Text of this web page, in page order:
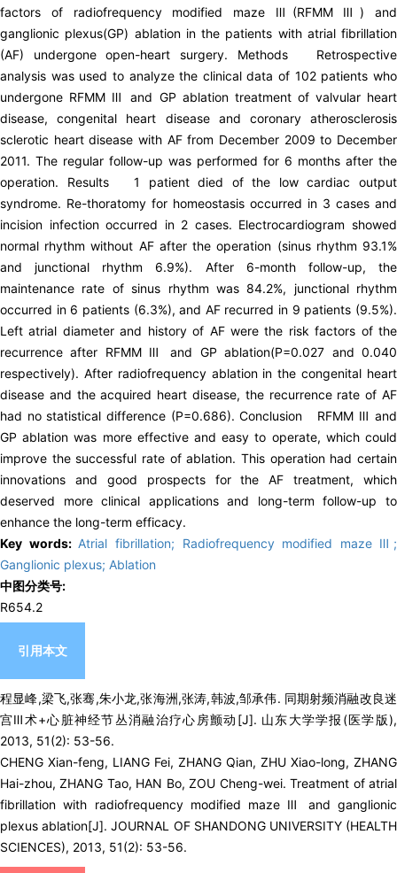
factors of radiofrequency modified maze Ⅲ(RFMM Ⅲ) and
ganglionic plexus(GP) ablation in the patients with atrial fibrillation
(AF) undergone open-heart surgery. Methods Retrospective
analysis was used to analyze the clinical data of 102 patients who
undergone RFMM Ⅲ and GP ablation treatment of valvular heart
disease, congenital heart disease and coronary atherosclerosis
sclerotic heart disease with AF from December 2009 to December
2011. The regular follow-up was performed for 6 months after the
operation. Results 1 patient died of the low cardiac output
syndrome. Re-thoratomy for homeostasis occurred in 3 cases and
incision infection occurred in 2 cases. Electrocardiogram showed
normal rhythm without AF after the operation (sinus rhythm 93.1%
and junctional rhythm 6.9%). After 6-month follow-up, the
maintenance rate of sinus rhythm was 84.2%, junctional rhythm
occurred in 6 patients (6.3%), and AF recurred in 9 patients (9.5%).
Left atrial diameter and history of AF were the risk factors of the
recurrence after RFMM Ⅲ and GP ablation(P=0.027 and 0.040
respectively). After radiofrequency ablation in the congenital heart
disease and the acquired heart disease, the recurrence rate of AF
had no statistical difference (P=0.686). Conclusion RFMM Ⅲ and
GP ablation was more effective and easy to operate, which could
improve the successful rate of ablation. This operation had certain
innovations and good prospects for the AF treatment, which
deserved more clinical applications and long-term follow-up to
enhance the long-term efficacy.
Key words: Atrial fibrillation; Radiofrequency modified maze Ⅲ;
Ganglionic plexus; Ablation
中图分类号:
R654.2
引用本文
程显峰,梁飞,张骞,朱小龙,张海洲,张涛,韩波,邹承伟. 同期射频消融改良迷
宫Ⅲ术+心脏神经节丛消融治疗心房颤动[J]. 山东大学学报(医学版),
2013, 51(2): 53-56.
CHENG Xian-feng, LIANG Fei, ZHANG Qian, ZHU Xiao-long, ZHANG
Hai-zhou, ZHANG Tao, HAN Bo, ZOU Cheng-wei. Treatment of atrial
fibrillation with radiofrequency modified maze Ⅲ and ganglionic
plexus ablation[J]. JOURNAL OF SHANDONG UNIVERSITY (HEALTH
SCIENCES), 2013, 51(2): 53-56.